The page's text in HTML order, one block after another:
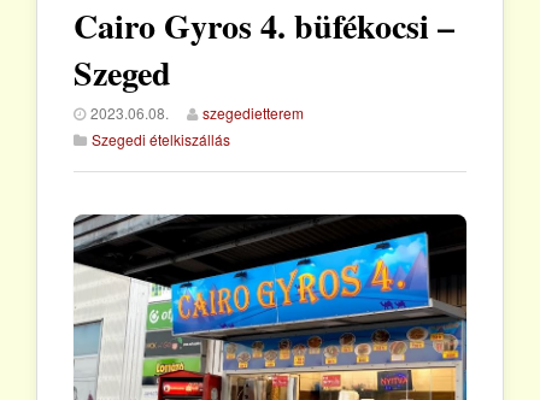
Cairo Gyros 4. büfékocsi –
Szeged
2023.06.08.
szegedietterem
Szegedi ételkiszállás